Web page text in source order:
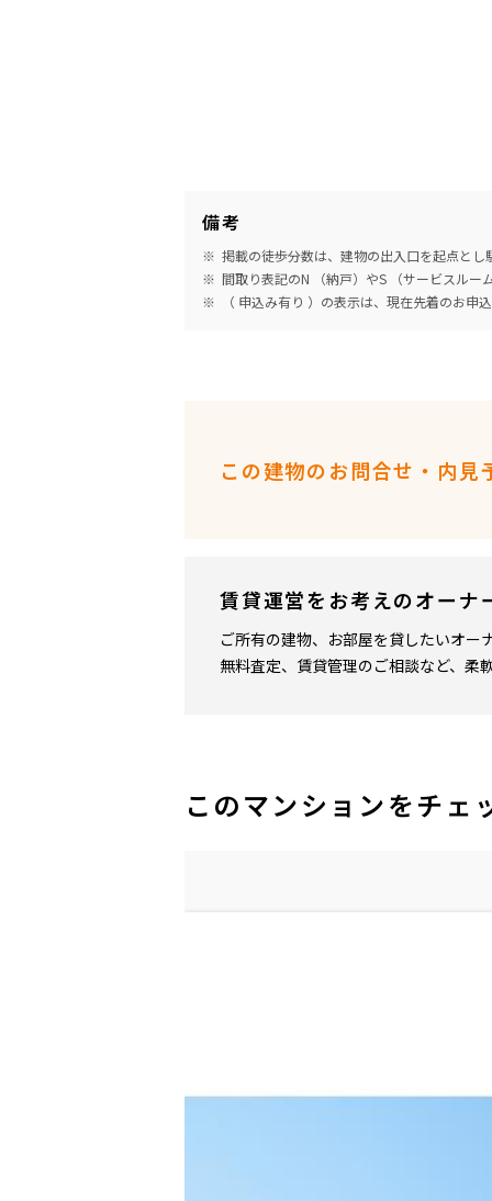
備考
掲載の徒歩分数は、建物の出入口を起点と
間取り表記のN （納戸）やS （サービスル
（ 申込み有り ）の表示は、現在先着のお
この建物のお問合せ・内見
賃貸運営をお考えのオーナ
ご所有の建物、お部屋を貸したいオー
無料査定、賃貸管理のご相談など、柔
このマンションをチェ